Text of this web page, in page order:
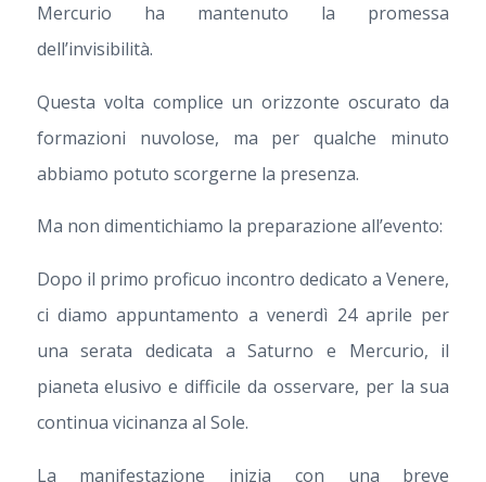
Mercurio ha mantenuto la promessa
dell’invisibilità.
Questa volta complice un orizzonte oscurato da
formazioni nuvolose, ma per qualche minuto
abbiamo potuto scorgerne la presenza.
Ma non dimentichiamo la preparazione all’evento:
Dopo il primo proficuo incontro dedicato a Venere,
ci diamo appuntamento a venerdì 24 aprile per
una serata dedicata a Saturno e Mercurio, il
pianeta elusivo e difficile da osservare, per la sua
continua vicinanza al Sole.
La manifestazione inizia con una breve